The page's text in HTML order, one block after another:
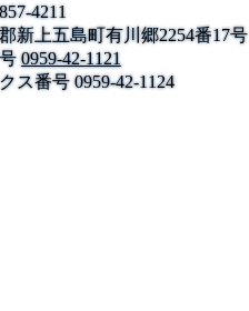
4211
新上五島町有川郷2254番17号
0959-42-1121
ス番号0959-42-1124
公式SNS
このサイトについて
長崎県庁